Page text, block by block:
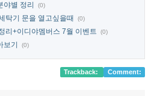
야별 정리 (0)
탁기 문을 열고싶을때 (0)
리+이디야멤버스 7월 이벤트 (0)
기 (0)
Trackback: Comment: